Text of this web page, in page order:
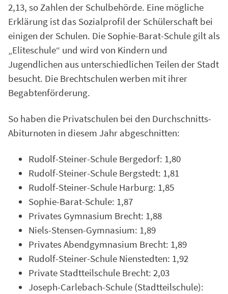
2,13, so Zahlen der Schulbehörde. Eine mögliche
Erklärung ist das Sozialprofil der Schülerschaft bei
einigen der Schulen. Die Sophie-Barat-Schule gilt als
„Eliteschule“ und wird von Kindern und
Jugendlichen aus unterschiedlichen Teilen der Stadt
besucht. Die Brechtschulen werben mit ihrer
Begabtenförderung.
So haben die Privatschulen bei den Durchschnitts-
Abiturnoten in diesem Jahr abgeschnitten:
Rudolf-Steiner-Schule Bergedorf: 1,80
Rudolf-Steiner-Schule Bergstedt: 1,81
Rudolf-Steiner-Schule Harburg: 1,85
Sophie-Barat-Schule: 1,87
Privates Gymnasium Brecht: 1,88
Niels-Stensen-Gymnasium: 1,89
Privates Abendgymnasium Brecht: 1,89
Rudolf-Steiner-Schule Nienstedten: 1,92
Private Stadtteilschule Brecht: 2,03
Joseph-Carlebach-Schule (Stadtteilschule):